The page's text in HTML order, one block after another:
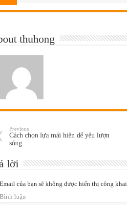
thuhong
Previous
Cách chọn lựa mái hiên dế yêu lượn
sóng
lời
Email của bạn sẽ không được hiển thị công khai.
Bình luận